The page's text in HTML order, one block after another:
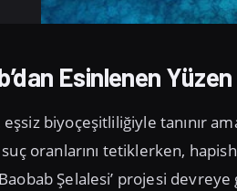
Esinlenen
biyoçeşitliliğiyle tanınır
oranlarını tetiklerken,
Şelalesi’ projesi